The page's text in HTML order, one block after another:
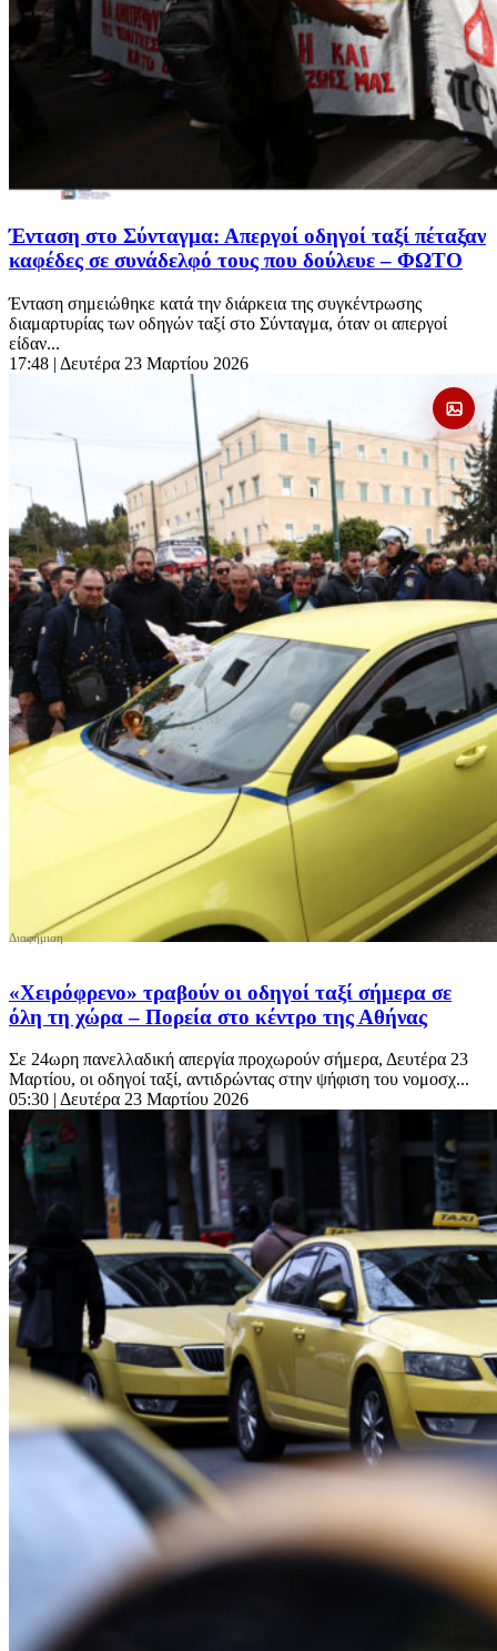
Ένταση στο Σύνταγμα: Απεργοί οδηγοί ταξί πέταξαν
καφέδες σε συνάδελφό τους που δούλευε – ΦΩΤΟ
Ένταση σημειώθηκε κατά την διάρκεια της συγκέντρωσης
διαμαρτυρίας των οδηγών ταξί στο Σύνταγμα, όταν οι απεργοί
είδαν...
17:48 | Δευτέρα 23 Μαρτίου 2026
«Χειρόφρενο» τραβούν οι οδηγοί ταξί σήμερα σε
όλη τη χώρα – Πορεία στο κέντρο της Αθήνας
Σε 24ωρη πανελλαδική απεργία προχωρούν σήμερα, Δευτέρα 23
Μαρτίου, οι οδηγοί ταξί, αντιδρώντας στην ψήφιση του νομοσχ...
05:30 | Δευτέρα 23 Μαρτίου 2026